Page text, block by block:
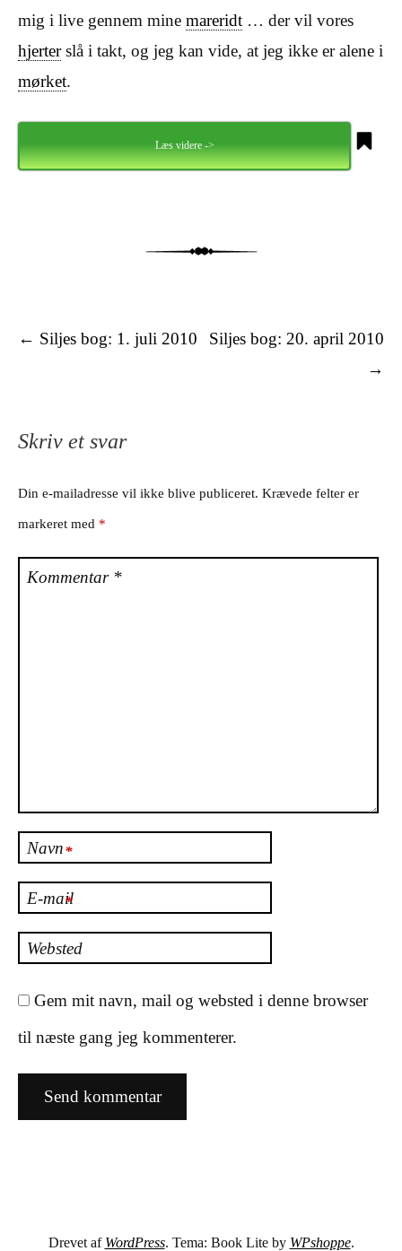
mig i live gennem mine mareridt … der vil vores
hjerterslå i takt, og jeg kan vide, at jeg ikke er alene i
mørket.
Læs videre ->
Tekster
Siljes bog: 20. april 2010
→
← Siljes bog: 1. juli 2010
Skriv et svar
Din e-mailadresse vil ikke blive publiceret. Krævede felter er
markeret med *
Kommentar *
Navn*
E-mail
*
Websted
Gem mit navn, mail og websted i denne browser
til næste gang jeg kommenterer.
Drevet af WordPress. Tema: Book Lite by WPshoppe.